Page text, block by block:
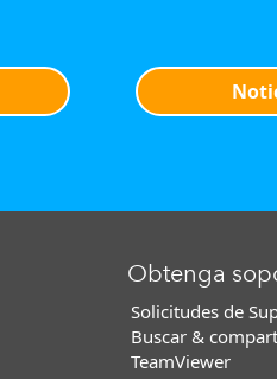
Obtenga
Solicitudes de
Buscar &
TeamViewer